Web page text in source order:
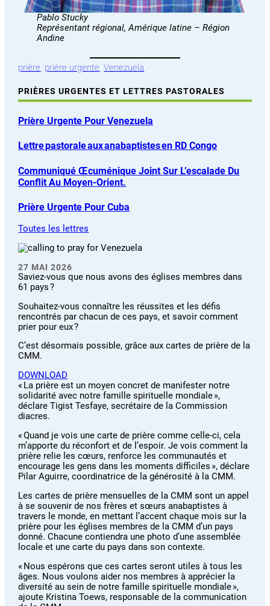
Pablo Stucky
Représentant régional, Amérique latine – Région
Andine
prière, prière urgente, Venezuela
PRIÈRES URGENTES ET LETTRES PASTORALES
Prière Urgente Pour Venezuela
Lettre Pastorale Aux Anabaptistes En RD Congo
Communiqué Œcuménique Joint Sur L’escalade Du
Conflit Au Moyen-Orient.
Prière Urgente Pour Cuba
Toutes les lettres
27 MAI 2026
Saviez-vous que nous avons des églises membres dans
61 pays ?
Souhaitez-vous connaître les réussites et les défis
rencontrés par chacun de ces pays, et savoir comment
prier pour eux ?
C’est désormais possible, grâce aux cartes de prière de la
CMM.
DOWNLOAD
« La prière est un moyen concret de manifester notre
solidarité avec notre famille spirituelle mondiale »,
déclare Tigist Tesfaye, secrétaire de la Commission
diacres.
« Quand je vois une carte de prière comme celle-ci, cela
m’apporte du réconfort et de l’espoir. Je vois comment la
prière relie les cœurs, renforce les communautés et
encourage les gens dans les moments difficiles », déclare
Pilar Aguirre, coordinatrice de la générosité à la CMM.
Les cartes de prière mensuelles de la CMM sont un appel
à se souvenir de nos frères et sœurs anabaptistes à
travers le monde, en mettant l’accent chaque mois sur la
prière pour les églises membres de la CMM d’un pays
donné. Chacune contiendra une photo d’une assemblée
locale et une carte du pays dans son contexte.
« Nous espérons que ces cartes seront utiles à tous les
âges. Nous voulons aider nos membres à apprécier la
diversité au sein de notre famille spirituelle mondiale »,
ajoute Kristina Toews, responsable de la communication